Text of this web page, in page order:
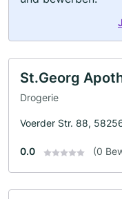
St.Georg
Drogerie
Voerder Str. 88,
0.0 (0